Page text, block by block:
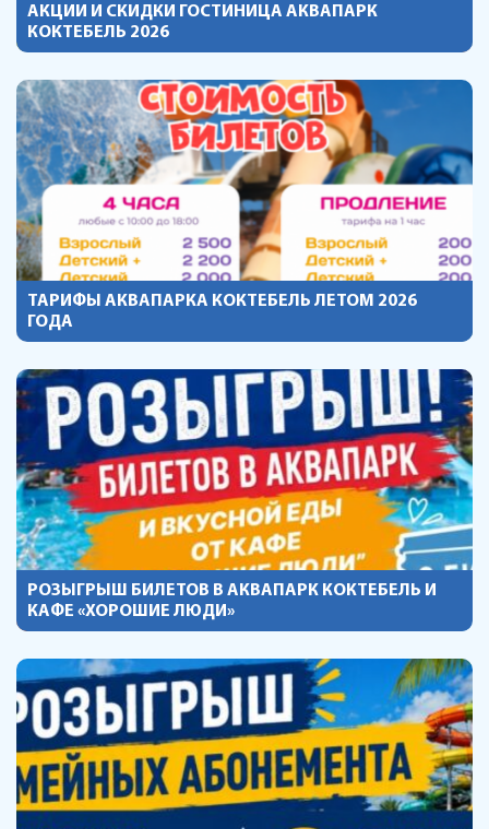
АКЦИИ И СКИДКИ ГОСТИНИЦА АКВАПАРК
КОКТЕБЕЛЬ 2026
ТАРИФЫ АКВАПАРКА КОКТЕБЕЛЬ ЛЕТОМ 2026
ГОДА
РОЗЫГРЫШ БИЛЕТОВ В АКВАПАРК КОКТЕБЕЛЬ И
КАФЕ «ХОРОШИЕ ЛЮДИ»